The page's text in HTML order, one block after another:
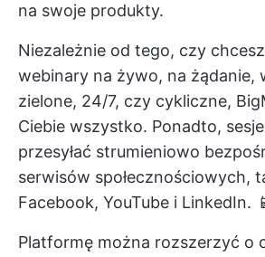
na swoje produkty.
Niezależnie od tego, czy
webinary na żywo, na żądanie,
zielone, 24/7, czy cykliczne,
Ciebie wszystko. Ponadto,
przesyłać strumieniowo
serwisów społecznościowych,
Facebook, YouTube i LinkedIn.
Platformę można rozszerzyć o